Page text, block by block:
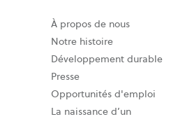
À propos de nous
Notre histoire
Développement durable
Presse
Opportunités d'emploi
La naissance d’un